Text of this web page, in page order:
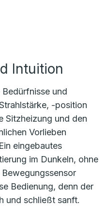
Intuition
und
-position
Sitzheizung und den
Vorlieben
eingebautes
im Dunkeln, ohne
Bedienung, denn der
und schließt sanft.